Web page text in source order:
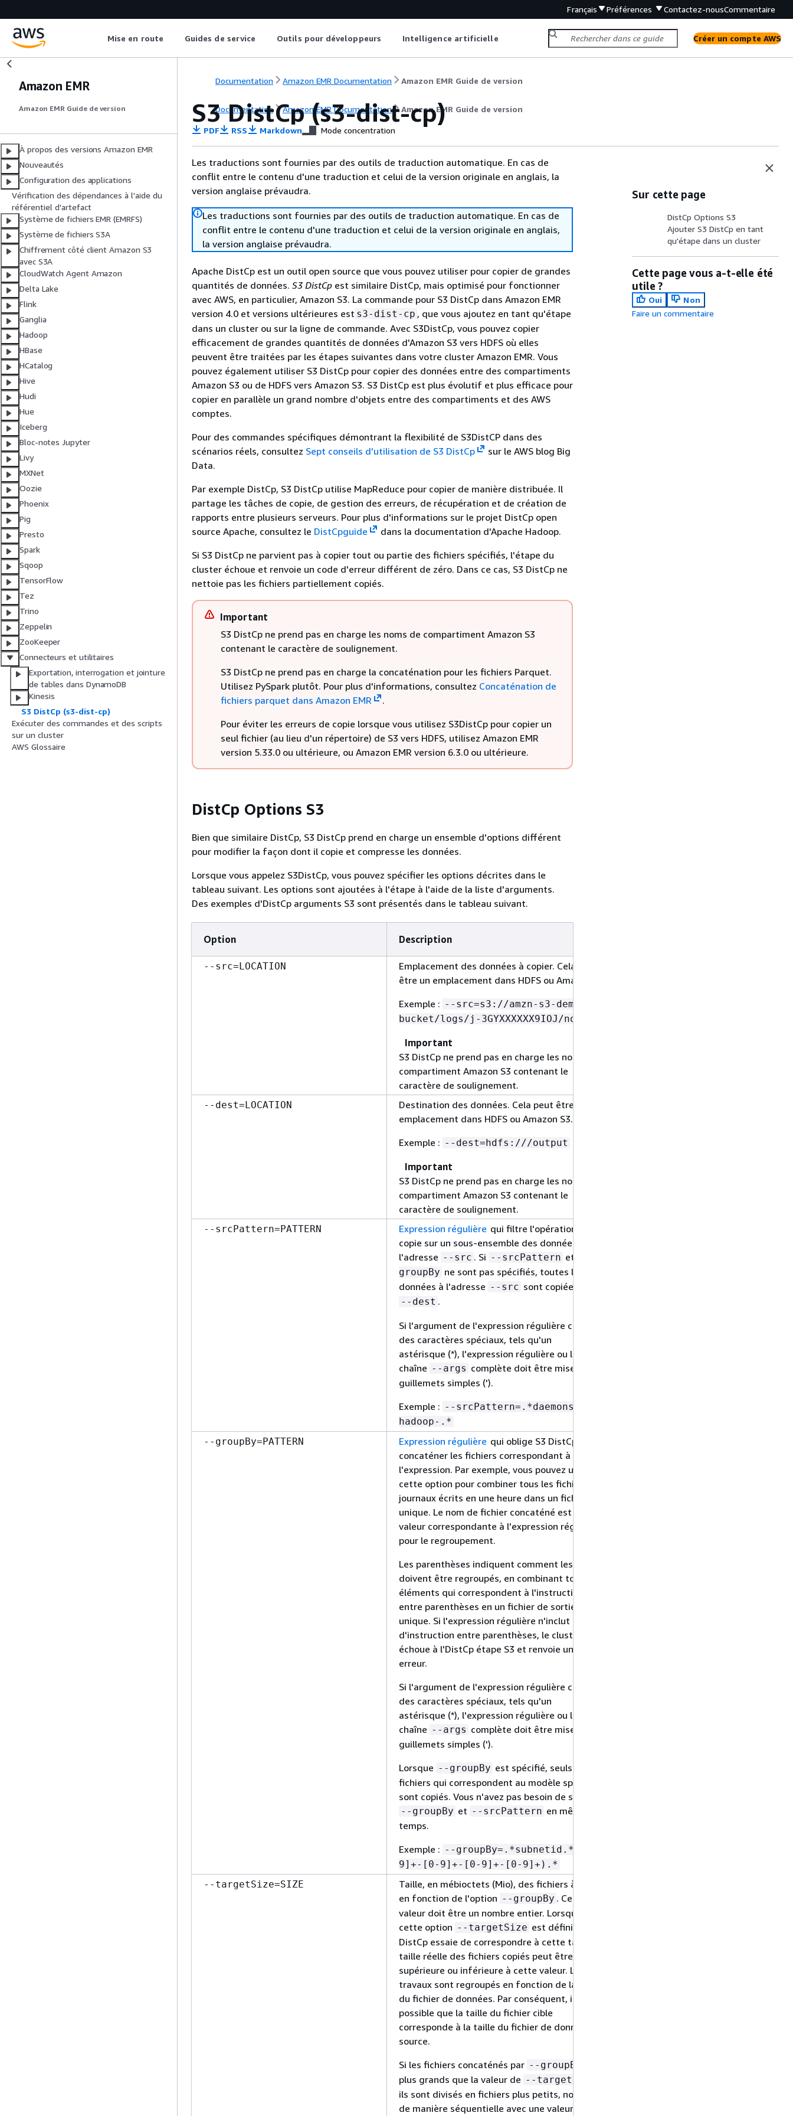
Français Préférences Contactez-nousCommentaire
Mise en route Guides de service Outils pour développeurs Intelligence artificielle Créer un compte AWS
Amazon EMR
Amazon EMR Guide de version
À propos des versions Amazon EMR
Nouveautés
Configuration des applications
Vérification des dépendances à l'aide du
référentiel d'artefact
Système de fichiers EMR (EMRFS)
Système de fichiers S3A
Chiffrement côté client Amazon S3
avec S3A
CloudWatch Agent Amazon
Delta Lake
Flink
Ganglia
Hadoop
HBase
HCatalog
Hive
Hudi
Hue
Iceberg
Bloc-notes Jupyter
Livy
MXNet
Oozie
Phoenix
Pig
Presto
Spark
Sqoop
TensorFlow
Tez
Trino
Zeppelin
ZooKeeper
Connecteurs et utilitaires
Exportation, interrogation et jointure
de tables dans DynamoDB
Kinesis
S3 DistCp (s3-dist-cp)
Exécuter des commandes et des scripts
sur un cluster
AWS Glossaire
Documentation Amazon EMR Documentation Amazon EMR Guide de version
Documentation Amazon EMR Documentation Amazon EMR Guide de version
S3 DistCp (s3-dist-cp)
PDF RSS Markdown Mode concentration
Les traductions sont fournies par des outils de traduction automatique. En cas de
conflit entre le contenu d'une traduction et celui de la version originale en anglais, la
version anglaise prévaudra.
Les traductions sont fournies par des outils de traduction automatique. En cas de
conflit entre le contenu d'une traduction et celui de la version originale en anglais,
la version anglaise prévaudra.
Apache DistCp est un outil open source que vous pouvez utiliser pour copier de grandes
quantités de données. S3 DistCp est similaire DistCp, mais optimisé pour fonctionner
avec AWS, en particulier, Amazon S3. La commande pour S3 DistCp dans Amazon EMR
version 4.0 et versions ultérieures est s3-dist-cp , que vous ajoutez en tant qu'étape
dans un cluster ou sur la ligne de commande. Avec S3DistCp, vous pouvez copier
efficacement de grandes quantités de données d'Amazon S3 vers HDFS où elles
peuvent être traitées par les étapes suivantes dans votre cluster Amazon EMR. Vous
pouvez également utiliser S3 DistCp pour copier des données entre des compartiments
Amazon S3 ou de HDFS vers Amazon S3. S3 DistCp est plus évolutif et plus efficace pour
copier en parallèle un grand nombre d'objets entre des compartiments et des AWS
comptes.
Pour des commandes spécifiques démontrant la flexibilité de S3DistCP dans des
scénarios réels, consultez Sept conseils d'utilisation de S3 DistCp
sur le AWS blog Big
Data.
Par exemple DistCp, S3 DistCp utilise MapReduce pour copier de manière distribuée. Il
partage les tâches de copie, de gestion des erreurs, de récupération et de création de
rapports entre plusieurs serveurs. Pour plus d'informations sur le projet DistCp open
source Apache, consultez le DistCpguide
dans la documentation d'Apache Hadoop.
Si S3 DistCp ne parvient pas à copier tout ou partie des fichiers spécifiés, l'étape du
cluster échoue et renvoie un code d'erreur différent de zéro. Dans ce cas, S3 DistCp ne
nettoie pas les fichiers partiellement copiés.
Important
S3 DistCp ne prend pas en charge les noms de compartiment Amazon S3
contenant le caractère de soulignement.
S3 DistCp ne prend pas en charge la concaténation pour les fichiers Parquet.
Utilisez PySpark plutôt. Pour plus d'informations, consultez Concaténation de
fichiers parquet dans Amazon EMR
.
Pour éviter les erreurs de copie lorsque vous utilisez S3DistCp pour copier un
seul fichier (au lieu d'un répertoire) de S3 vers HDFS, utilisez Amazon EMR
version 5.33.0 ou ultérieure, ou Amazon EMR version 6.3.0 ou ultérieure.
DistCp Options S3
Bien que similaire DistCp, S3 DistCp prend en charge un ensemble d'options différent
pour modifier la façon dont il copie et compresse les données.
Lorsque vous appelez S3DistCp, vous pouvez spécifier les options décrites dans le
tableau suivant. Les options sont ajoutées à l'étape à l'aide de la liste d'arguments.
Des exemples d'DistCp arguments S3 sont présentés dans le tableau suivant.
Option Description
--src=LOCATION
Emplacement des données à copier. Cela peut
être un emplacement dans HDFS ou Amazon S3.
Exemple : --src=s3://amzn-s3-demo-
bucket/logs/j-3GYXXXXXX9IOJ/node
Important
S3 DistCp ne prend pas en charge les noms de
compartiment Amazon S3 contenant le
caractère de soulignement.
--dest=LOCATION
Destination des données. Cela peut être un
emplacement dans HDFS ou Amazon S3.
Exemple : --dest=hdfs:///output
Important
S3 DistCp ne prend pas en charge les noms de
compartiment Amazon S3 contenant le
caractère de soulignement.
--srcPattern=PATTERN Expression régulière qui filtre l'opération de
copie sur un sous-ensemble des données à
l'adresse --src . Si --srcPattern et
groupBy ne sont pas spécifiés, toutes les
données à l'adresse --src sont copiées dans
--dest .
Si l'argument de l'expression régulière contient
des caractères spéciaux, tels qu'un
astérisque (*), l'expression régulière ou la
chaîne --args complète doit être mise entre
guillemets simples (').
Exemple : --srcPattern=.*daemons.*-
hadoop-.*
--groupBy=PATTERN Expression régulière qui oblige S3 DistCp à
concaténer les fichiers correspondant à
l'expression. Par exemple, vous pouvez utiliser
cette option pour combiner tous les fichiers
journaux écrits en une heure dans un fichier
unique. Le nom de fichier concaténé est la
valeur correspondante à l'expression régulière
pour le regroupement.
Les parenthèses indiquent comment les fichiers
doivent être regroupés, en combinant tous les
éléments qui correspondent à l'instruction
entre parenthèses en un fichier de sortie
unique. Si l'expression régulière n'inclut pas
d'instruction entre parenthèses, le cluster
échoue à l'DistCp étape S3 et renvoie une
erreur.
Si l'argument de l'expression régulière contient
des caractères spéciaux, tels qu'un
astérisque (*), l'expression régulière ou la
chaîne --args complète doit être mise entre
guillemets simples (').
Lorsque --groupBy est spécifié, seuls les
fichiers qui correspondent au modèle spécifié
sont copiés. Vous n'avez pas besoin de spécifier
--groupBy et --srcPattern en même
temps.
Exemple : --groupBy=.*subnetid.*([0-
9]+-[0-9]+-[0-9]+-[0-9]+).*
--targetSize=SIZE
Taille, en mébioctets (Mio), des fichiers à créer
en fonction de l'option --groupBy . Cette
valeur doit être un nombre entier. Lorsque
cette option --targetSize est définie, S3
DistCp essaie de correspondre à cette taille ; la
taille réelle des fichiers copiés peut être
supérieure ou inférieure à cette valeur. Les
travaux sont regroupés en fonction de la taille
du fichier de données. Par conséquent, il est
possible que la taille du fichier cible
corresponde à la taille du fichier de données
source.
Si les fichiers concaténés par --groupBy
plus grands que la valeur de --targetSize
ils sont divisés en fichiers plus petits, nommés
de manière séquentielle avec une valeur
Sur cette page
DistCp Options S3
Ajouter S3 DistCp en tant
qu'étape dans un cluster
Cette page vous a-t-elle été
utile ?
Oui
Non
Faire un commentaire